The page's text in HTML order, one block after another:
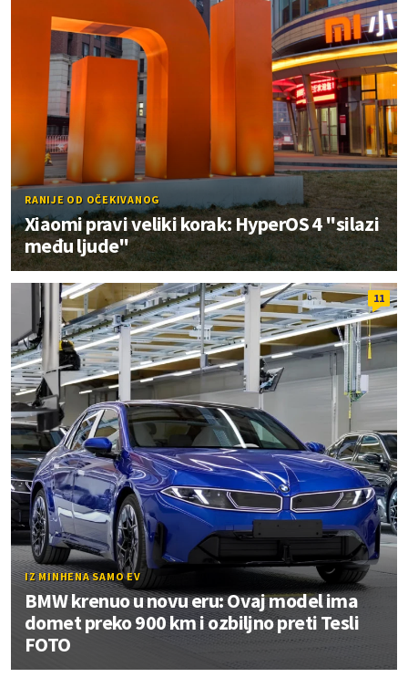
RANIJE OD OČEKIVANOG
Xiaomi pravi veliki korak: HyperOS 4 "silazi
među ljude"
11
IZ MINHENA SAMO EV
BMW krenuo u novu eru: Ovaj model ima
domet preko 900 km i ozbiljno preti Tesli
FOTO